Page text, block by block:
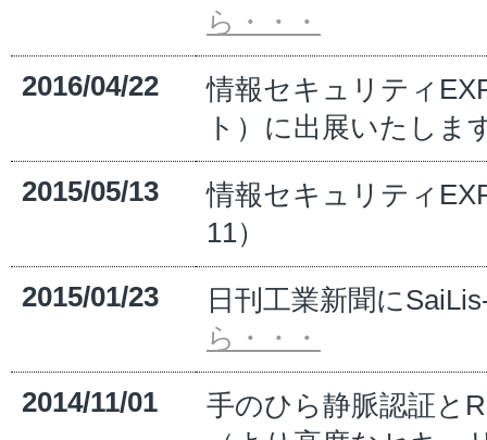
ら・・・
2016/04/22
情報セキュリティ
ト）に出展いたしま
2015/05/13
情報セキュリティ
11）
2015/01/23
日刊工業新聞に
ら・・・
2014/11/01
手のひら静脈認証と